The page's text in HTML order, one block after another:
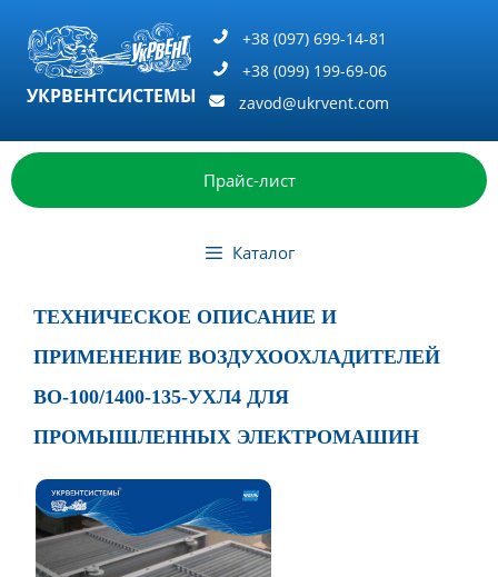
содержимому
УКРВЕНТСИСТЕМЫ
+38 (097) 699-14-81
+38 (099) 199-69-06
zavod@ukrvent.com
Прайс-лист
Каталог
ТЕХНИЧЕСКОЕ ОПИСАНИЕ И
ПРИМЕНЕНИЕ ВОЗДУХООХЛАДИТЕЛЕЙ
ВО-100/1400-135-УХЛ4 ДЛЯ
ПРОМЫШЛЕННЫХ ЭЛЕКТРОМАШИН